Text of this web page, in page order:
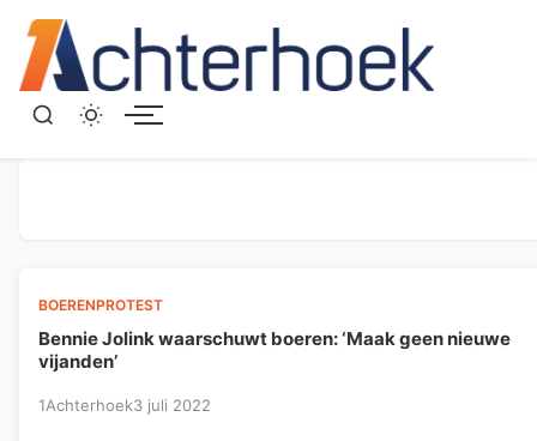
BOERENPROTEST
Bennie Jolink waarschuwt boeren: ‘Maak geen nieuwe
vijanden’
1Achterhoek3 juli 2022